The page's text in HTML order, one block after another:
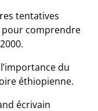
tentatives
pour comprendre
du
éthiopienne.
écrivain